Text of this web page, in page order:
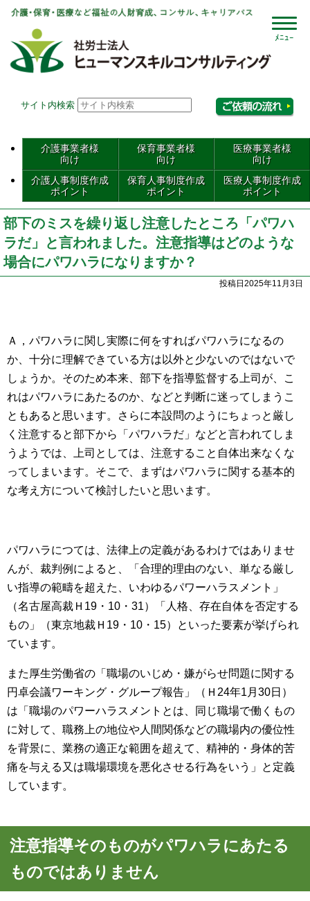
サイト内検索
介護事業者様
向け
保育事業者様
向け
医療事業者様
向け
介護人事制度作成
ポイント
保育人事制度作成
ポイント
医療人事制度作成
ポイント
部下のミスを繰り返し注意したところ「パワハ
ラだ」と言われました。注意指導はどのような
場合にパワハラになりますか？
投稿日2025年11月3日
Ａ，パワハラに関し実際に何をすればパワハラになるの
か、十分に理解できている方は以外と少ないのではないで
しょうか。そのため本来、部下を指導監督する上司が、こ
れはパワハラにあたるのか、などと判断に迷ってしまうこ
ともあると思います。さらに本設問のようにちょっと厳し
く注意すると部下から「パワハラだ」などと言われてしま
うようでは、上司としては、注意すること自体出来なくな
ってしまいます。そこで、まずはパワハラに関する基本的
な考え方について検討したいと思います。
パワハラにつては、法律上の定義があるわけではありませ
んが、裁判例によると、「合理的理由のない、単なる厳し
い指導の範疇を超えた、いわゆるパワーハラスメント」
（名古屋高裁Ｈ 19 ・ 10 ・ 31）「人格、存在自体を否定する
もの」（東京地裁Ｈ 19 ・ 10 ・ 15）といった要素が挙げられ
ています。
また厚生労働省の「職場のいじめ・嫌がらせ問題に関する
円卓会議ワーキング・グループ報告」（Ｈ 24年1 月 30日）
は「職場のパワーハラスメントとは、同じ職場で働くもの
に対して、職務上の地位や人間関係などの職場内の優位性
を背景に、業務の適正な範囲を超えて、精神的・身体的苦
痛を与える又は職場環境を悪化させる行為をいう」と定義
しています。
注意指導そのものがパワハラにあたる
ものではありません